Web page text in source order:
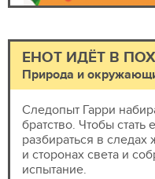
ЕНОТ ИДЁТ В
Природа и
Следопыт Гарри
братство. Чтобы
разбираться в
и сторонах света и
испытание.